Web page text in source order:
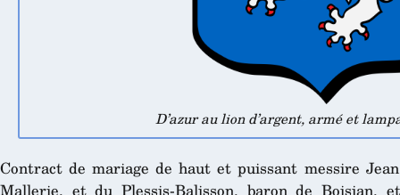
D’azur au lion d’argent, armé et
Contract de mariage de haut et puissant messire
Mallerie, et du Plessis-Balisson, baron de Boisjan,